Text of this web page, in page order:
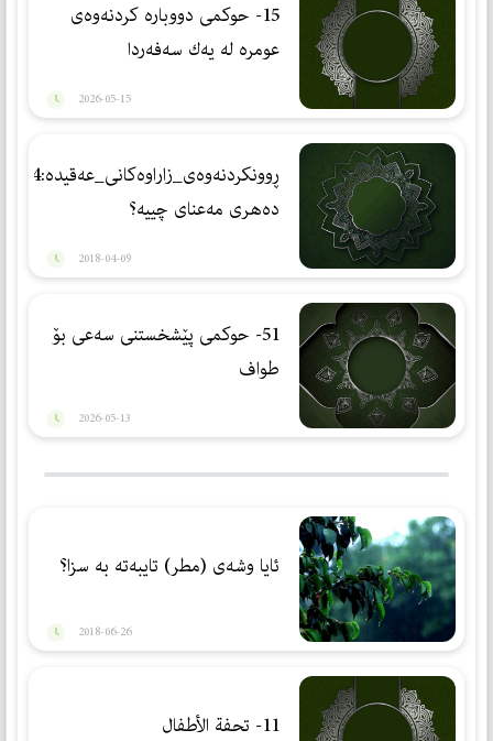
15- حوكمی دووبارە كردنەوەی
عومرە لە یەك سەفەردا
2026-05-15
ڕوونكردنه‌وه‌ی_زاراوه‌كانی_عه‌قیده‌:4
ده‌هری مه‌عنای چییه‌؟
2018-04-09
51- حوكمی پێشخستنی سەعی بۆ
طواف
2026-05-13
ئایا وشه‌ی (مطر) تایبه‌ته‌ به‌ سزا؟
2018-06-26
11- تحفة الأطفال